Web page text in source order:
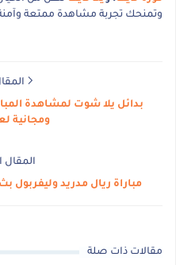
وتمنحك تجربة مشاهدة ممتعة
ومجانية
المقال
مباراة ريال مدريد وليفربول
مقالات ذات صلة